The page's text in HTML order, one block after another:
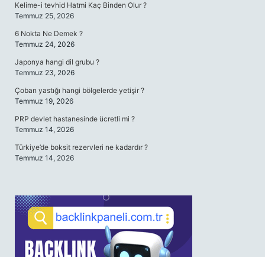
Kelime-i tevhid Hatmi Kaç Binden Olur ?
Temmuz 25, 2026
6 Nokta Ne Demek ?
Temmuz 24, 2026
Japonya hangi dil grubu ?
Temmuz 23, 2026
Çoban yastığı hangi bölgelerde yetişir ?
Temmuz 19, 2026
PRP devlet hastanesinde ücretli mi ?
Temmuz 14, 2026
Türkiye’de boksit rezervleri ne kadardır ?
Temmuz 14, 2026